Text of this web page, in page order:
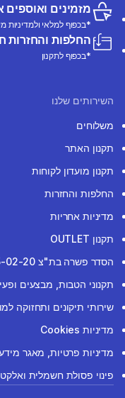
מזמינים
*בכפוף למלאי ולמדיניות
החלפות והחזרות חינם עד 365
*בכפוף לתקנון
השירותים שלנו
משלוחים
תקנון האתר
תקנון מועדון לקוחות
החלפות והחזרות
מדיניות אחריות
תקנון OUTLET
הסדר פשרה בת"צ 18665-02-20
תקנוני הטבות, מבצעים
שירותי תיקונים ותחזוקה
מדיניות Cookies
מדיניות פרטיות, מאגר מידע
פינוי פסולת חשמלית